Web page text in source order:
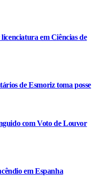
em Ciências de
de Esmoriz toma posse
com Voto de Louvor
em Espanha